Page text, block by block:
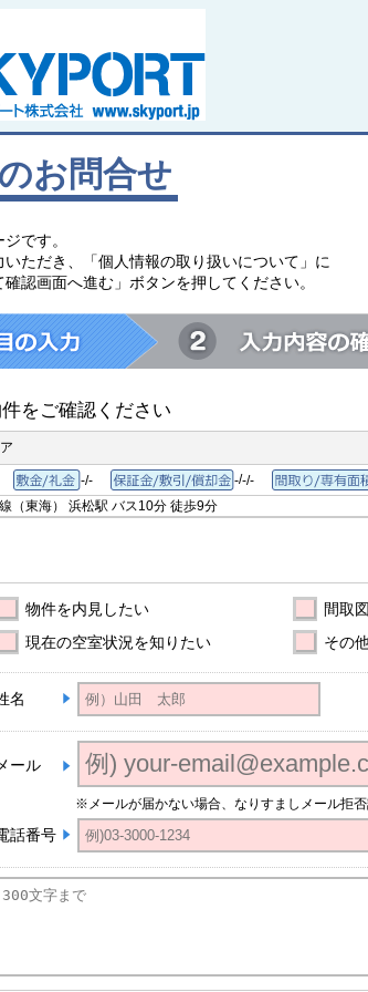
お問合せ
です。
ただき、「個人情報の取り扱いについて」に
認画面へ進む」ボタンを押してください。
をご確認ください
費等 敷金/礼金
-/- 保証金/敷引/償却
-/-/-
（東海） 浜松駅 バス10分 徒歩9分
物件を内見したい
間取
現在の空室状況を知りたい
その
名
メール
※メールが届かない場合、なりすましメール拒否
話番号